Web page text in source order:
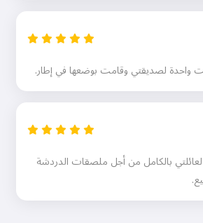
واحدة لصديقتي وقامت بوضعها في إطار.
بالكامل من أجل ملصقات الدردشة